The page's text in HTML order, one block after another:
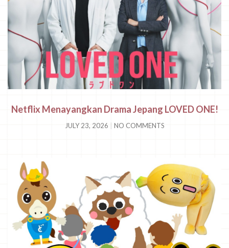
Netflix Menayangkan Drama Jepang LOVED ONE!
JULY 23, 2026 NO COMMENTS